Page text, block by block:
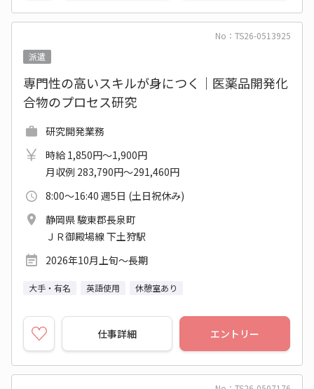
No：TS26-0513925
派遣
専門性の高いスキルが身につく｜医薬品開発化
合物のプロセス研究
研究開発業務
時給 1,850円～1,900円
月収例 283,790円～291,460円
8:00～16:40 週5日 (土日祝休み)
静岡県 駿東郡長泉町
ＪＲ御殿場線 下土狩駅
2026年10月上旬～長期
大手・有名 英語使用 休憩室あり
仕事詳細 エントリー